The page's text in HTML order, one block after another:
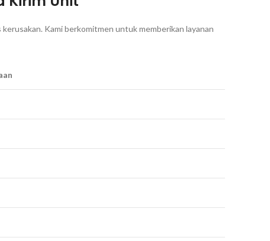
Kami berkomitmen untuk memberikan layanan